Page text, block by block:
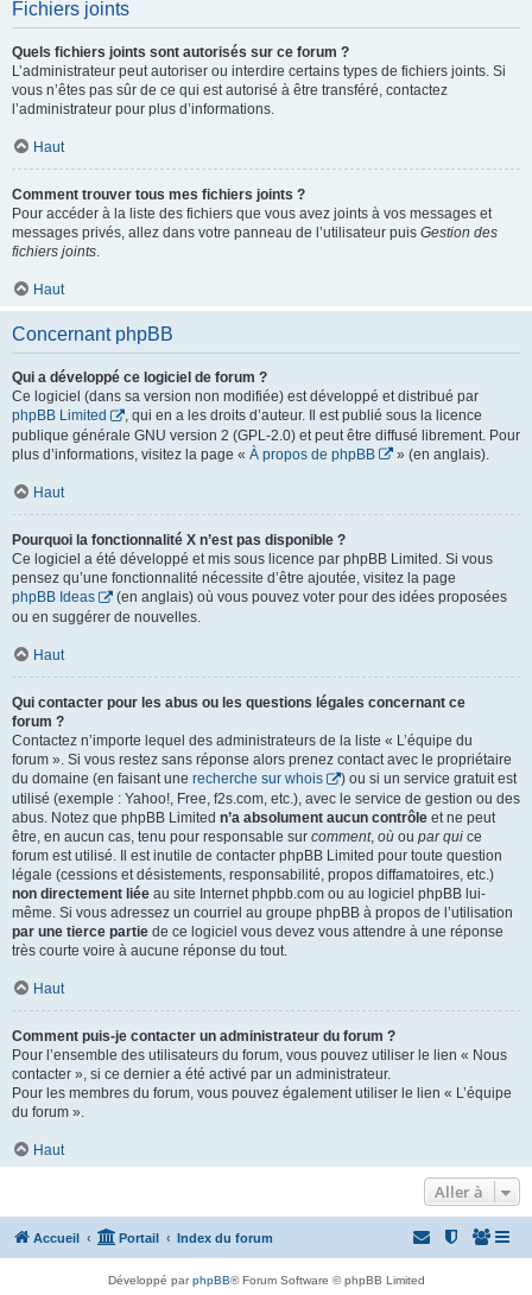
Fichiers joints
Quels fichiers joints sont autorisés sur ce forum ?
L’administrateur peut autoriser ou interdire certains types de fichiers joints. Si
vous n’êtes pas sûr de ce qui est autorisé à être transféré, contactez
l’administrateur pour plus d’informations.
Haut
Comment trouver tous mes fichiers joints ?
Pour accéder à la liste des fichiers que vous avez joints à vos messages et
messages privés, allez dans votre panneau de l’utilisateur puis Gestion des
fichiers joints.
Haut
Concernant phpBB
Qui a développé ce logiciel de forum ?
Ce logiciel (dans sa version non modifiée) est développé et distribué par
phpBB Limited
, qui en a les droits d’auteur. Il est publié sous la licence
publique générale GNU version 2 (GPL-2.0) et peut être diffusé librement. Pour
plus d’informations, visitez la page « À propos de phpBB » (en anglais).
Haut
Pourquoi la fonctionnalité X n’est pas disponible ?
Ce logiciel a été développé et mis sous licence par phpBB Limited. Si vous
pensez qu’une fonctionnalité nécessite d’être ajoutée, visitez la page
phpBB Ideas
(en anglais) où vous pouvez voter pour des idées proposées
ou en suggérer de nouvelles.
Haut
Qui contacter pour les abus ou les questions légales concernant ce
forum ?
Contactez n’importe lequel des administrateurs de la liste « L’équipe du
forum ». Si vous restez sans réponse alors prenez contact avec le propriétaire
du domaine (en faisant une recherche sur whois
) ou si un service gratuit est
utilisé (exemple : Yahoo!, Free, f2s.com, etc.), avec le service de gestion ou des
abus. Notez que phpBB Limited n’a absolument aucun contrôle et ne peut
être, en aucun cas, tenu pour responsable sur comment, où ou par qui ce
forum est utilisé. Il est inutile de contacter phpBB Limited pour toute question
légale (cessions et désistements, responsabilité, propos diffamatoires, etc.)
non directement liée au site Internet phpbb.com ou au logiciel phpBB lui-
même. Si vous adressez un courriel au groupe phpBB à propos de l’utilisation
par une tierce partie de ce logiciel vous devez vous attendre à une réponse
très courte voire à aucune réponse du tout.
Haut
Comment puis-je contacter un administrateur du forum ?
Pour l’ensemble des utilisateurs du forum, vous pouvez utiliser le lien « Nous
contacter », si ce dernier a été activé par un administrateur.
Pour les membres du forum, vous pouvez également utiliser le lien « L’équipe
du forum ».
Haut
Aller à
Accueil Portail Index du forum
Développé parphpBB® Forum Software © phpBB Limited